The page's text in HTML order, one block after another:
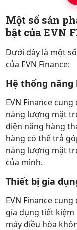
Một số sản
bật của EVN
Dưới đây là một
của EVN Finance:
Hệ thống
EVN Finance
năng lượng mặt
điện năng hàng
hàng có thể trả
năng lượng mặt
của mình.
Thiết bị gia
EVN Finance
gia dụng tiết
máy điều hòa